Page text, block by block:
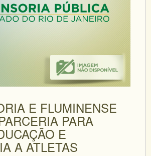
E FLUMINENSE
PARA
E
A ATLETAS